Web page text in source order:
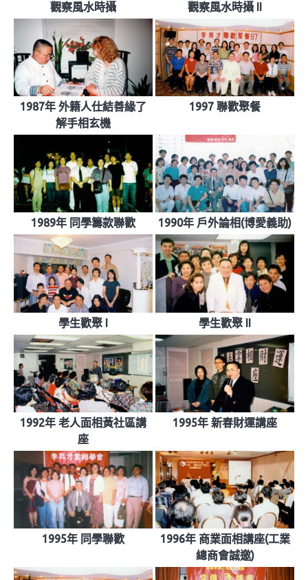
觀察風水時攝 觀察風水時攝 II
1987年 外籍人仕結善緣了
解手相玄機
1997 聯歡聚餐
1989年 同學籌款聯歡 1990年 戶外論相(博愛義助)
學生歡聚 I 學生歡聚 II
1992年 老人面相黃社區講
座
1995年 新春財運講座
1995年 同學聯歡
1996年 商業面相講座(工業
總商會誠邀)